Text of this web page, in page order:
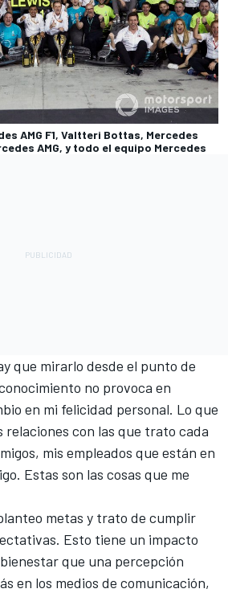
AMG F1, Valtteri Bottas, Mercedes
AMG, y todo el equipo Mercedes
que mirarlo desde el punto de
no provoca en
en mi felicidad personal. Lo que
relaciones con las que trato cada
mis empleados que están en
Estas son las cosas que me
metas y trato de cumplir
Esto tiene un impacto
que una percepción
en los medios de comunicación,